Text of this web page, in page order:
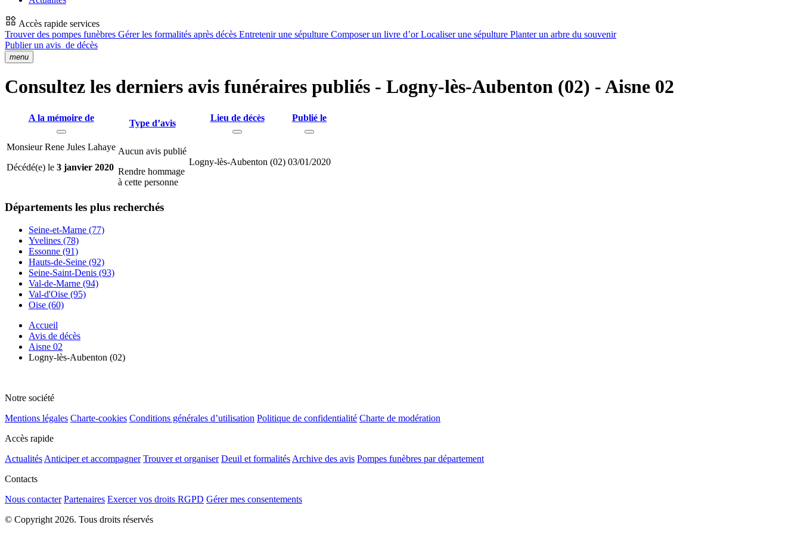
Accès rapide services
Trouver des pompes funèbres Gérer les formalités après décès Entretenir une sépulture Composer un livre d’orLocaliser une sépulture Planter un arbre du souvenir
Publier un avis de décès
menu
Consultez les derniers avis funéraires publiés - Logny-lès-Aubenton (02) - Aisne 02
A la mémoire de
Type d’avis
Lieu de décès Publié le
Monsieur Rene Jules Lahaye
Décédé(e) le 3 janvier 2020
Aucun avis publié
Rendre hommage
à cette personne
Logny-lès-Aubenton (02) 03/01/2020
Départements les plus recherchés
Seine-et-Marne (77)
Yvelines (78)
Essonne (91)
Hauts-de-Seine (92)
Seine-Saint-Denis (93)
Val-de-Marne (94)
Val-d'Oise (95)
Oise (60)
Accueil
Avis de décès
Aisne 02
Logny-lès-Aubenton (02)
Notre société
Mentions légales Charte-cookies Conditions générales d’utilisation Politique de confidentialité Charte de modération
Accès rapide
Actualités Anticiper et accompagner Trouver et organiser Deuil et formalités Archive des avis Pompes funèbres par département
Contacts
Nous contacter Partenaires Exercer vos droits RGPD Gérer mes consentements
© Copyright 2026. Tous droits réservés